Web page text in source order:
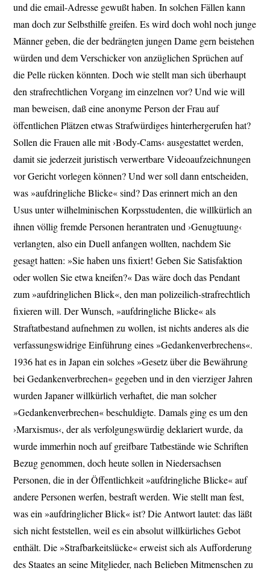
und die email-Adresse gewußt haben. In solchen Fällen kann
man doch zur Selbsthilfe greifen. Es wird doch wohl noch junge
Männer geben, die der bedrängten jungen Dame gern beistehen
würden und dem Verschicker von anzüglichen Sprüchen auf
die Pelle rücken könnten. Doch wie stellt man sich überhaupt
den strafrechtlichen Vorgang im einzelnen vor? Und wie will
man beweisen, daß eine anonyme Person der Frau auf
öffentlichen Plätzen etwas Strafwürdiges hinterhergerufen hat?
Sollen die Frauen alle mit ›Body-Cams‹ ausgestattet werden,
damit sie jederzeit juristisch verwertbare Videoaufzeichnungen
vor Gericht vorlegen können? Und wer soll dann entscheiden,
was »aufdringliche Blicke« sind? Das erinnert mich an den
Usus unter wilhelminischen Korpsstudenten, die willkürlich an
ihnen völlig fremde Personen herantraten und ›Genugtuung‹
verlangten, also ein Duell anfangen wollten, nachdem Sie
gesagt hatten: »Sie haben uns fixiert! Geben Sie Satisfaktion
oder wollen Sie etwa kneifen?« Das wäre doch das Pendant
zum »aufdringlichen Blick«, den man polizeilich-strafrechtlich
fixieren will. Der Wunsch, »aufdringliche Blicke« als
Straftatbestand aufnehmen zu wollen, ist nichts anderes als die
verfassungswidrige Einführung eines »Gedankenverbrechens«.
1936 hat es in Japan ein solches »Gesetz über die Bewährung
bei Gedankenverbrechen« gegeben und in den vierziger Jahren
wurden Japaner willkürlich verhaftet, die man solcher
»Gedankenverbrechen« beschuldigte. Damals ging es um den
›Marxismus‹, der als verfolgungswürdig deklariert wurde, da
wurde immerhin noch auf greifbare Tatbestände wie Schriften
Bezug genommen, doch heute sollen in Niedersachsen
Personen, die in der Öffentlichkeit »aufdringliche Blicke« auf
andere Personen werfen, bestraft werden. Wie stellt man fest,
was ein »aufdringlicher Blick« ist? Die Antwort lautet: das läßt
sich nicht feststellen, weil es ein absolut willkürliches Gebot
enthält. Die »Strafbarkeitslücke« erweist sich als Aufforderung
des Staates an seine Mitglieder, nach Belieben Mitmenschen zu